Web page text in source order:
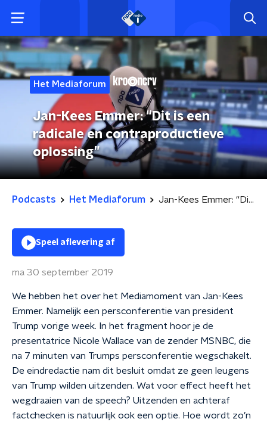
Het Mediaforum
Jan-Kees Emmer: “Dit is een
radicale en contraproductieve
oplossing”
Podcasts Het Mediaforum Jan-Kees Emmer: “Dit is een radicale en contraproductieve oplossing”
Speel aflevering af
ma 30 september 2019
We hebben het over het Mediamoment van Jan-Kees
Emmer. Namelijk een persconferentie van president
Trump vorige week. In het fragment hoor je de
presentatrice Nicole Wallace van de zender MSNBC, die
na 7 minuten van Trumps persconferentie wegschakelt.
De eindredactie nam dit besluit omdat ze geen leugens
van Trump wilden uitzenden. Wat voor effect heeft het
wegdraaien van de speech? Uitzenden en achteraf
factchecken is natuurlijk ook een optie. Hoe wordt zo’n